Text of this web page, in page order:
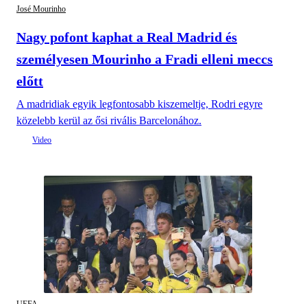
José Mourinho
Nagy pofont kaphat a Real Madrid és
személyesen Mourinho a Fradi elleni meccs
előtt
A madridiak egyik legfontosabb kiszemeltje, Rodri egyre
közelebb kerül az ősi rivális Barcelonához.